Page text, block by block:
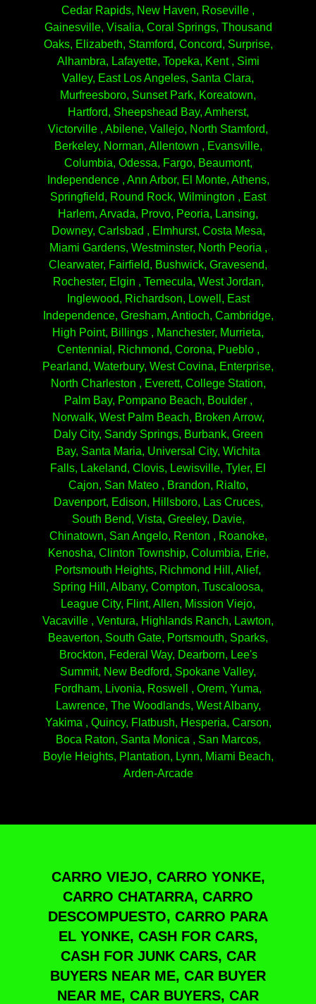
Cedar Rapids, New Haven, Roseville ,
Gainesville, Visalia, Coral Springs, Thousand
Oaks, Elizabeth, Stamford, Concord, Surprise,
Alhambra, Lafayette, Topeka, Kent , Simi
Valley, East Los Angeles, Santa Clara,
Murfreesboro, Sunset Park, Koreatown,
Hartford, Sheepshead Bay, Amherst,
Victorville , Abilene, Vallejo, North Stamford,
Berkeley, Norman, Allentown , Evansville,
Columbia, Odessa, Fargo, Beaumont,
Independence , Ann Arbor, El Monte, Athens,
Springfield, Round Rock, Wilmington , East
Harlem, Arvada, Provo, Peoria, Lansing,
Downey, Carlsbad , Elmhurst, Costa Mesa,
Miami Gardens, Westminster, North Peoria ,
Clearwater, Fairfield, Bushwick, Gravesend,
Rochester, Elgin , Temecula, West Jordan,
Inglewood, Richardson, Lowell, East
Independence, Gresham, Antioch, Cambridge,
High Point, Billings , Manchester, Murrieta,
Centennial, Richmond, Corona, Pueblo ,
Pearland, Waterbury, West Covina, Enterprise,
North Charleston , Everett, College Station,
Palm Bay, Pompano Beach, Boulder ,
Norwalk, West Palm Beach, Broken Arrow,
Daly City, Sandy Springs, Burbank, Green
Bay, Santa Maria, Universal City, Wichita
Falls, Lakeland, Clovis, Lewisville, Tyler, El
Cajon, San Mateo , Brandon, Rialto,
Davenport, Edison, Hillsboro, Las Cruces,
South Bend, Vista, Greeley, Davie,
Chinatown, San Angelo, Renton , Roanoke,
Kenosha, Clinton Township, Columbia, Erie,
Portsmouth Heights, Richmond Hill, Alief,
Spring Hill, Albany, Compton, Tuscaloosa,
League City, Flint, Allen, Mission Viejo,
Vacaville , Ventura, Highlands Ranch, Lawton,
Beaverton, South Gate, Portsmouth, Sparks,
Brockton, Federal Way, Dearborn, Lee's
Summit, New Bedford, Spokane Valley,
Fordham, Livonia, Roswell , Orem, Yuma,
Lawrence, The Woodlands, West Albany,
Yakima , Quincy, Flatbush, Hesperia, Carson,
Boca Raton, Santa Monica , San Marcos,
Boyle Heights, Plantation, Lynn, Miami Beach,
Arden-Arcade
CARRO VIEJO, CARRO YONKE,
CARRO CHATARRA, CARRO
DESCOMPUESTO, CARRO PARA
EL YONKE, CASH FOR CARS,
CASH FOR JUNK CARS, CAR
BUYERS NEAR ME, CAR BUYER
NEAR ME, CAR BUYERS, CAR